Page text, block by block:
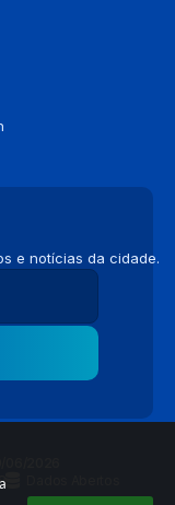
e notícias da cidade.